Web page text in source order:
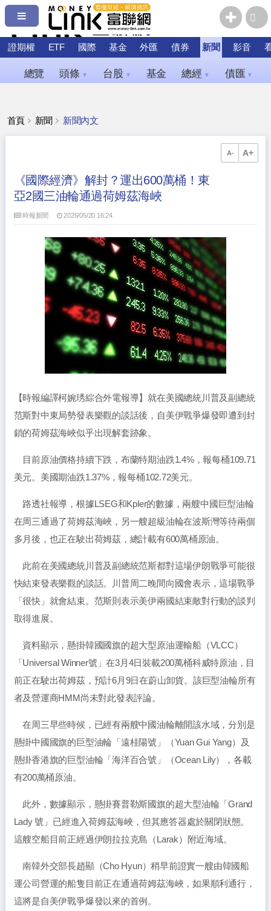
證期權 ETF 國際 基金 外匯 債券 新聞 影音
總覽 頭條 ▼ 台股 ▼ 基金 總經 ▼ 債匯 ▼
首頁 新聞 新聞內文
A- A+
《國際經濟》解封？運出600萬桶！東
亞2國三油輪通過荷姆茲海峽
時報新聞 2026/05/20 16:24
【時報編譯柯婉琇綜合外電報導】就在美國總統川普及副總統
范斯對中東局勢發表樂觀的談話後，自美伊戰爭爆發即遭到封
鎖的荷姆茲海峽似乎出現解套跡象。
目前原油價格持續下跌，布蘭特期油跌1.4%，報每桶109.71
美元。美國期油跌1.37%，報每桶102.72美元。
路透社報導，根據LSEG和Kpler的數據，兩艘中國巨型油輪
在周三通過了荷姆茲海峽，另一艘超級油輪在波斯灣等待兩個
多月後，也正在駛出荷姆茲，總計載有600萬桶原油。
此前在美國總統川普及副總統范斯都對這場伊朗戰爭可能很
快結束發表樂觀的談話。川普周二晚間向國會表示，這場戰爭
「很快」就會結束。范斯則表示美伊兩國結束敵對行動的談判
取得進展。
資料顯示，懸掛韓國國旗的超大型原油運輸船（VLCC）
「Universal Winner號」在3月4日裝載200萬桶科威特原油，目
前正在駛出荷姆茲，預計6月9日在蔚山卸貨。該巨型油輪所有
者及營運商HMM尚未對此發表評論。
在周三早些時候，已經有兩艘中國油輪離開該水域，分別是
懸掛中國國旗的巨型油輪「遠桂陽號」（Yuan Gui Yang）及
懸掛香港旗的巨型油輪「海洋百合號」（Ocean Lily），各載
有200萬桶原油。
此外，數據顯示，懸掛賽普勒斯國旗的超大型油輪「Grand
Lady 號」已經進入荷姆茲海峽，但其應答器處於關閉狀態。
這艘空船目前正經過伊朗拉拉克島（Larak）附近海域。
南韓外交部長趙顯（Cho Hyun）稍早前證實一艘由韓國船
運公司營運的船隻目前正在通過荷姆茲海峽，如果順利通行，
這將是自美伊戰爭爆發以來的首例。